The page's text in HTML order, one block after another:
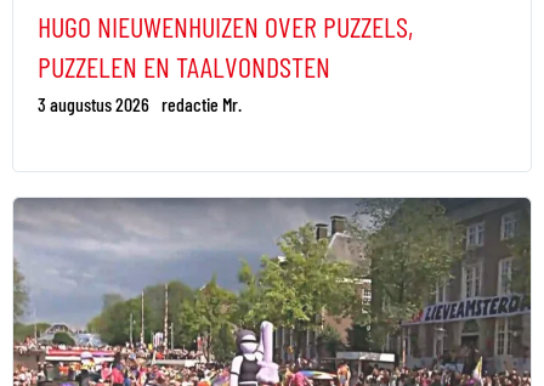
HUGO NIEUWENHUIZEN OVER PUZZELS,
PUZZELEN EN TAALVONDSTEN
3 augustus 2026 redactie Mr.